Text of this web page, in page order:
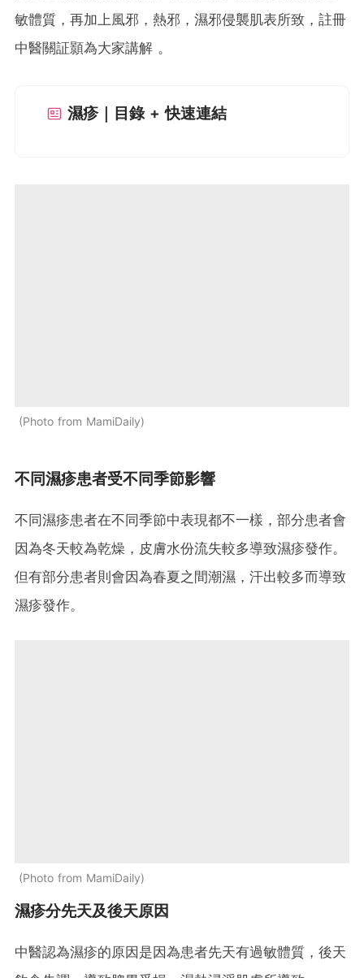
敏體質，再加上風邪，熱邪，濕邪侵襲肌表所致，註冊
中醫關証顥為大家講解 。
濕疹｜目錄 + 快速連結
Photo from MamiDaily
不同濕疹患者受不同季節影響
不同濕疹患者在不同季節中表現都不一樣，部分患者會
因為冬天較為乾燥，皮膚水份流失較多導致濕疹發作。
但有部分患者則會因為春夏之間潮濕，汗出較多而導致
濕疹發作。
Photo from MamiDaily
濕疹分先天及後天原因
中醫認為濕疹的原因是因為患者先天有過敏體質，後天